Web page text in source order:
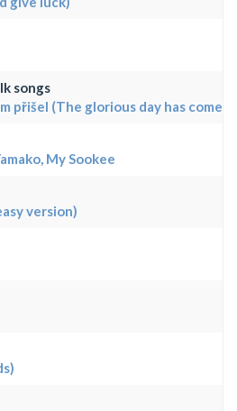
songs
přišel (The glorious day has come...
My Sookee
version)